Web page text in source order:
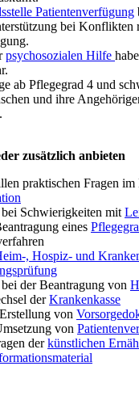
Patientenverfügung
bei Konflikten
psychosozialen Hilfe
ab Pflegegrad 4 und
und ihre
zusätzlich anbieten
praktischen Fragen im
Schwierigkeiten mit
eines
, Hospiz- und
der Beantragung von
derKrankenkasse
von
von
derkünstlichen